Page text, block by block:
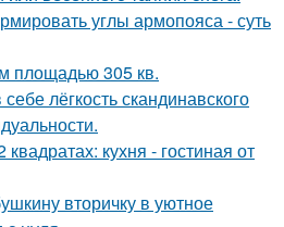
углы армопояса - суть
площадью 305 кв.
лёгкость скандинавского
кухня - гостиная от
вторичку в уютное